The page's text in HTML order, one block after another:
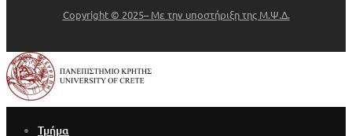
Copyright © 2025– Με την υποστήριξη της Μ.Ψ.Δ.
Τμήμα